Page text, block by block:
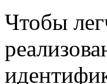
Чтобы